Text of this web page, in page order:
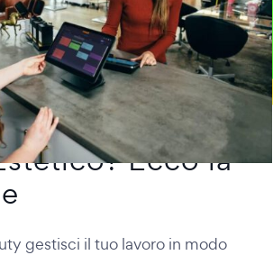
Ecco la
gestisci il tuo lavoro in modo